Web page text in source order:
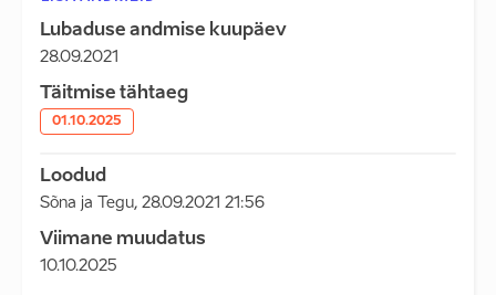
Lubaduse andmise kuupäev
28.09.2021
Täitmise tähtaeg
01.10.2025
Loodud
Sõna ja Tegu, 28.09.2021 21:56
Viimane muudatus
10.10.2025